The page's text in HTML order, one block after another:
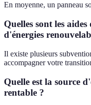
En moyenne, un panneau
Quelles sont les
d'énergies
Il existe plusieurs
accompagner votre
Quelle est la source
rentable ?